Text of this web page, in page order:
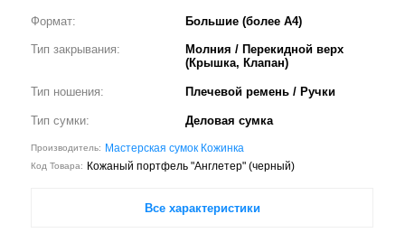
Формат: Большие (более А4)
Тип закрывания:
Молния / Перекидной верх
(Крышка, Клапан)
Тип ношения: Плечевой ремень / Ручки
Тип сумки: Деловая сумка
Производитель: Мастерская сумок Кожинка
Код Товара: Кожаный портфель "Англетер" (черный)
Все характеристики